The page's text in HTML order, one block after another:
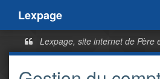
Lexpage
Lexpage, site internet de Père